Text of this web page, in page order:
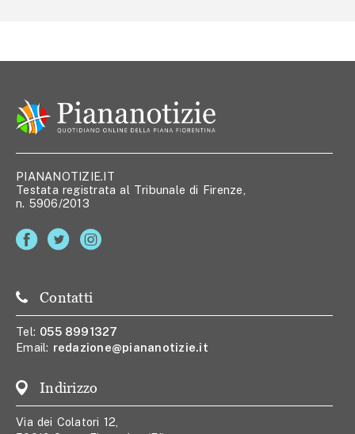
PIANANOTIZIE.IT
Testata registrata al Tribunale di Firenze,
n. 5906/2013
Contatti
Tel: 055 8991327
Email: redazione@piananotizie.it
Indirizzo
Via dei Colatori 12,